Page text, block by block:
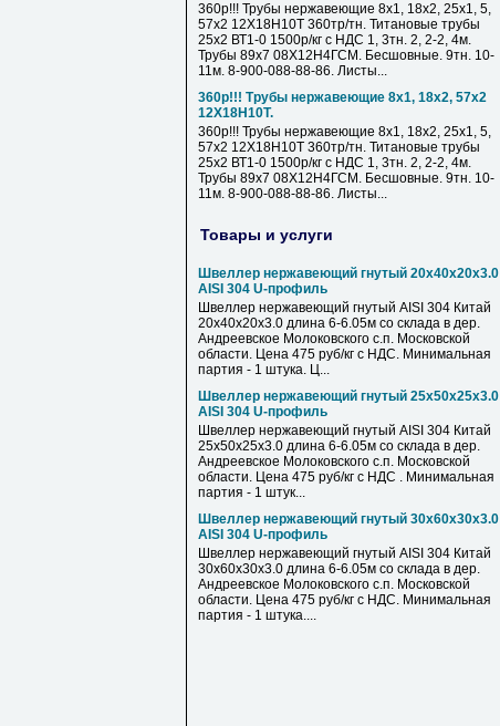
360р!!! Трубы нержавеющие 8х1, 18х2, 25х1, 5,
57х2 12Х18Н10Т 360тр/тн. Титановые трубы
25х2 ВТ1-0 1500р/кг с НДС 1, 3тн. 2, 2-2, 4м.
Трубы 89х7 08Х12Н4ГСМ. Бесшовные. 9тн. 10-
11м. 8-900-088-88-86. Листы...
360р!!! Трубы нержавеющие 8х1, 18х2, 57х2
12Х18Н10Т.
360р!!! Трубы нержавеющие 8х1, 18х2, 25х1, 5,
57х2 12Х18Н10Т 360тр/тн. Титановые трубы
25х2 ВТ1-0 1500р/кг с НДС 1, 3тн. 2, 2-2, 4м.
Трубы 89х7 08Х12Н4ГСМ. Бесшовные. 9тн. 10-
11м. 8-900-088-88-86. Листы...
Товары и услуги
Швеллер нержавеющий гнутый 20х40х20х3.0
AISI 304 U-профиль
Швеллер нержавеющий гнутый AISI 304 Китай
20х40х20х3.0 длина 6-6.05м со склада в дер.
Андреевское Молоковского с.п. Московской
области. Цена 475 руб/кг с НДС. Минимальная
партия - 1 штука. Ц...
Швеллер нержавеющий гнутый 25х50х25х3.0
AISI 304 U-профиль
Швеллер нержавеющий гнутый AISI 304 Китай
25х50х25х3.0 длина 6-6.05м со склада в дер.
Андреевское Молоковского с.п. Московской
области. Цена 475 руб/кг с НДС . Минимальная
партия - 1 штук...
Швеллер нержавеющий гнутый 30х60х30х3.0
AISI 304 U-профиль
Швеллер нержавеющий гнутый AISI 304 Китай
30х60х30х3.0 длина 6-6.05м со склада в дер.
Андреевское Молоковского с.п. Московской
области. Цена 475 руб/кг с НДС. Минимальная
партия - 1 штука....